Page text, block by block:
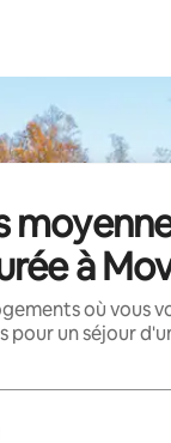
à
où vous
pour un séjour
s'affichent,